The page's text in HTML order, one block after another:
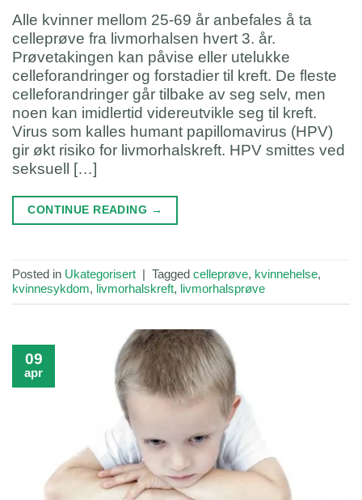
Alle kvinner mellom 25-69 år anbefales å ta
celleprøve fra livmorhalsen hvert 3. år.
Prøvetakingen kan påvise eller utelukke
celleforandringer og forstadier til kreft. De fleste
celleforandringer går tilbake av seg selv, men
noen kan imidlertid videreutvikle seg til kreft.
Virus som kalles humant papillomavirus (HPV)
gir økt risiko for livmorhalskreft. HPV smittes ved
seksuell […]
CONTINUE READING →
Posted in Ukategorisert | Tagged celleprøve, kvinnehelse,
kvinnesykdom, livmorhalskreft, livmorhalsprøve
09
apr